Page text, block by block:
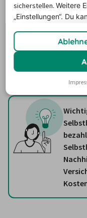
selten sind, kleine
Kratzer können
kleiner Kratzer im
verursachen. Wenn
Selbstbeteiligung
Selbstbeteiligung
Versicherung die
sicherstellen.Weitere
„Einstellungen“. Du